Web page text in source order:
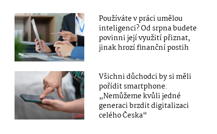
Používáte v práci umělou
inteligenci? Od srpna budete
povinni její využití přiznat,
jinak hrozí finanční postih
Všichni důchodci by si měli
pořídit smartphone.
„Nemůžeme kvůli jedné
generaci brzdit digitalizaci
celého Česka“